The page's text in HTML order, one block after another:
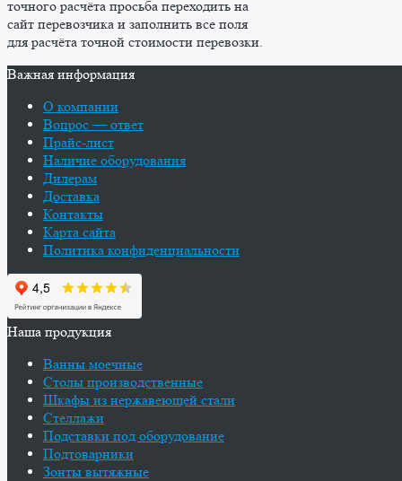
точного расчёта просьба переходить на
сайт перевозчика и заполнить все поля
для расчёта точной стоимости перевозки.
Важная информация
О компании
Вопрос — ответ
Прайс-лист
Наличие оборудования
Дилерам
Доставка
Контакты
Карта сайта
Политика конфиденциальности
Наша продукция
Ванны моечные
Столы производственные
Шкафы из нержавеющей стали
Стеллажи
Подставки под оборудование
Подтоварники
Зонты вытяжные